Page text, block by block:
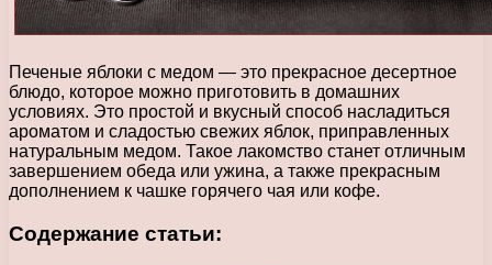
Печеные яблоки с медом — это прекрасное десертное
блюдо, которое можно приготовить в домашних
условиях. Это простой и вкусный способ насладиться
ароматом и сладостью свежих яблок, приправленных
натуральным медом. Такое лакомство станет отличным
завершением обеда или ужина, а также прекрасным
дополнением к чашке горячего чая или кофе.
Содержание статьи: